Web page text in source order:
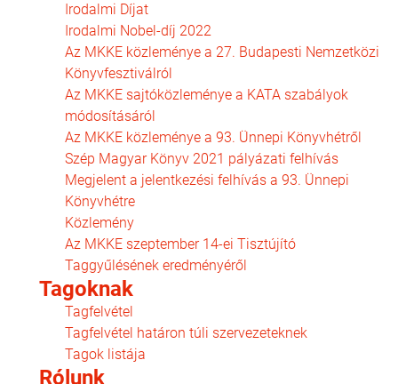
Irodalmi Díjat
Irodalmi Nobel-díj 2022
Az MKKE közleménye a 27. Budapesti Nemzetközi
Könyvfesztiválról
Az MKKE sajtóközleménye a KATA szabályok
módosításáról
Az MKKE közleménye a 93. Ünnepi Könyvhétről
Szép Magyar Könyv 2021 pályázati felhívás
Megjelent a jelentkezési felhívás a 93. Ünnepi
Könyvhétre
Közlemény
Az MKKE szeptember 14-ei Tisztújító
Taggyűlésének eredményéről
Tagoknak
Tagfelvétel
Tagfelvétel határon túli szervezeteknek
Tagok listája
Rólunk